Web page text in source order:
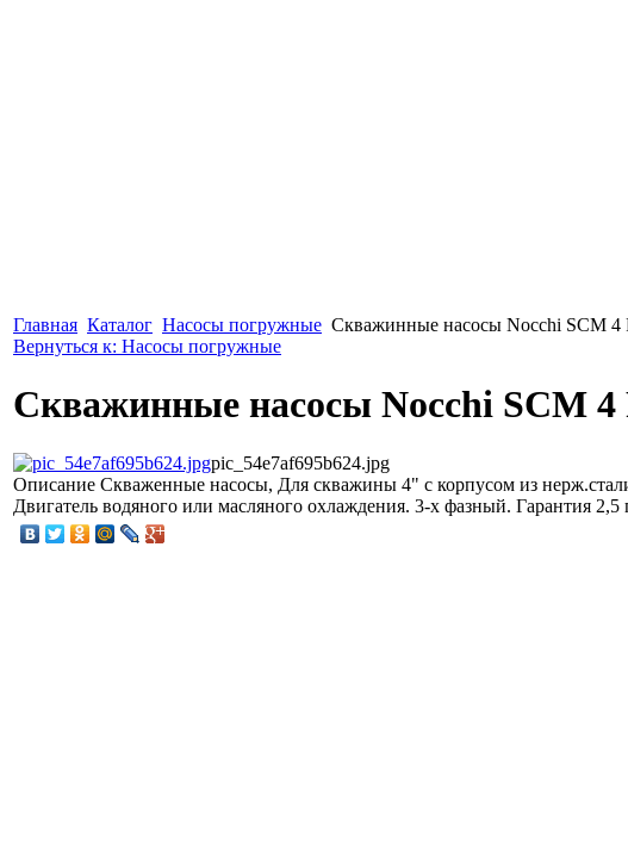
Главная Каталог Насосы погружные Скважинные насосы Nocchi SCM 4
Вернуться к: Насосы погружные
Скважинные насосы Nocchi SCM 4
pic_54e7af695b624.jpg
Описание Скваженные насосы, Для скважины 4" с корпусом из
Двигатель водяного или масляного охлаждения. 3-х фазный. Гарантия 2,5